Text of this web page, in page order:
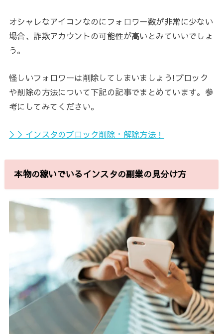
オシャレなアイコンなのにフォロワー数が非常に少ない
場合、詐欺アカウントの可能性が高いとみていいでしょ
う。
怪しいフォロワーは削除してしまいましょう!ブロック
や削除の方法について下記の記事でまとめています。参
考にしてみてください。
＞＞インスタのブロック削除・解除方法！
本物の稼いでいるインスタの副業の見分け方